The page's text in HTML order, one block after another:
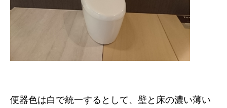
便器色は白で統一するとして、壁と床の濃い薄い